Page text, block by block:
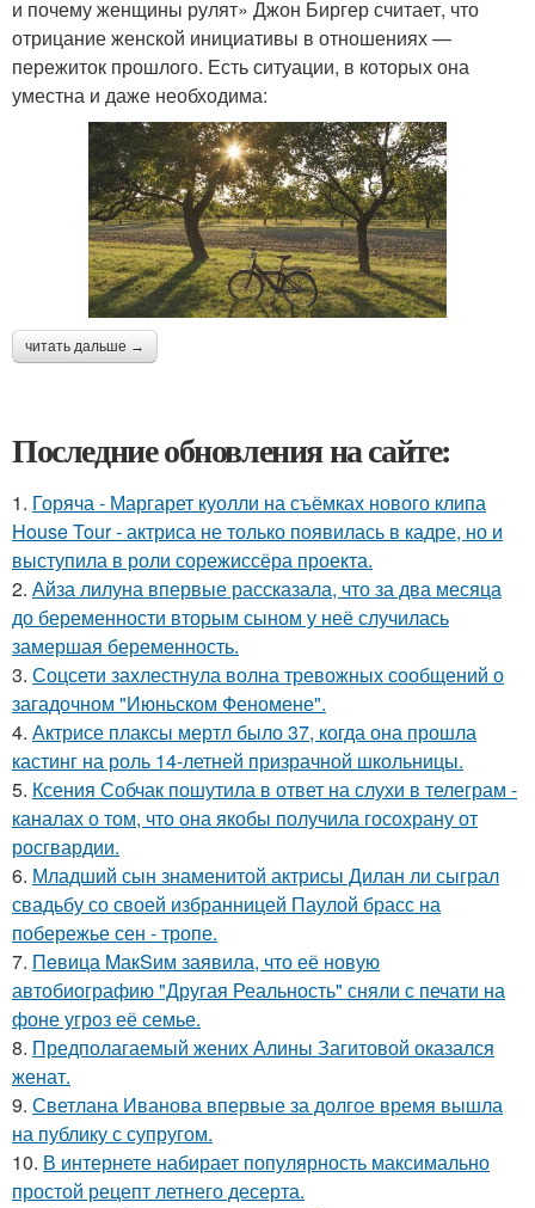
и почему женщины рулят» Джон Биргер считает, что
отрицание женской инициативы в отношениях —
пережиток прошлого. Есть ситуации, в которых она
уместна и даже необходима:
читать дальше →
Последние обновления на сайте:
1. Горяча - Маргарет куолли на съёмках нового клипа
House Tour - актриса не только появилась в кадре, но и
выступила в роли сорежиссёра проекта.
2. Айза лилуна впервые рассказала, что за два месяца
до беременности вторым сыном у неё случилась
замершая беременность.
3. Соцсети захлестнула волна тревожных сообщений о
загадочном "Июньском Феномене".
4. Актрисе плаксы мертл было 37, когда она прошла
кастинг на роль 14-летней призрачной школьницы.
5. Ксения Собчак пошутила в ответ на слухи в телеграм -
каналах о том, что она якобы получила госохрану от
росгвардии.
6. Младший сын знаменитой актрисы Дилан ли сыграл
свадьбу со своей избранницей Паулой брасс на
побережье сен - тропе.
7. Пeвица MакSим заявила, что её новую
автобиографию "Другая Реальность" сняли с печати на
фоне угроз её семье.
8. Предполагаемый жених Алины Загитовой оказался
женат.
9. Светлана Иванова впервые за долгое время вышла
на публику с супругом.
10. В интернете набирает популярность максимально
простой рецепт летнего десерта.